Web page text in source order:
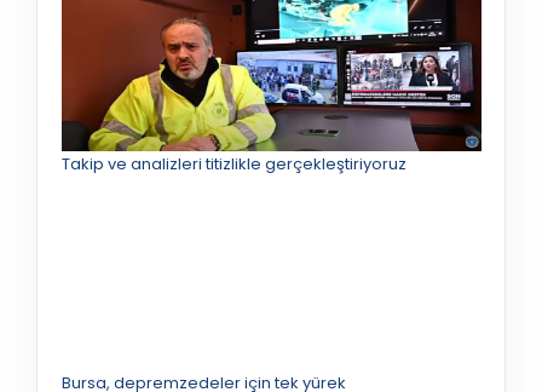
Takip ve analizleri titizlikle gerçekleştiriyoruz
Bursa, depremzedeler için tek yürek